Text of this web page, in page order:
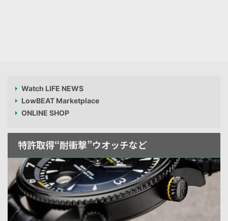
Watch LIFE NEWS
LowBEAT Marketplace
ONLINE SHOP
特許取得“耐衝撃”ウオッチなど